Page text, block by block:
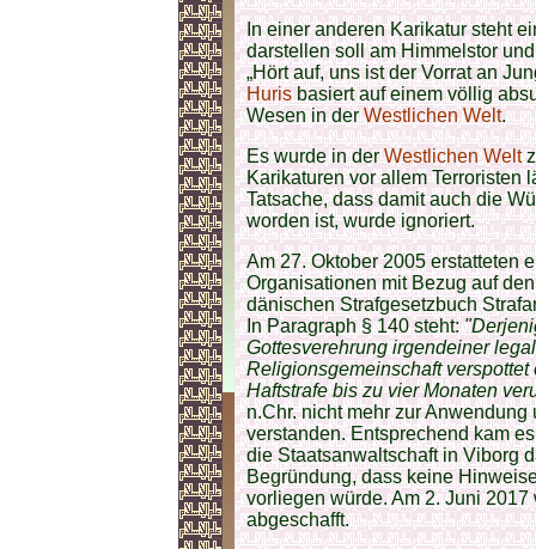
In einer anderen Karikatur steht
darstellen soll am Himmelstor
„Hört auf, uns ist der Vorrat an
Hurisbasiert auf einem völlig
Wesen in derWestlichen Welt.
Es wurde in derWestlichen Welt
Karikaturen vor allem Terroristen
Tatsache, dass damit auch die
worden ist, wurde ignoriert.
Am 27. Oktober 2005 erstatteten
Organisationen mit Bezug auf
dänischen Strafgesetzbuch
In Paragraph § 140 steht:
Gottesverehrung irgendeiner
Religionsgemeinschaft
Haftstrafe bis zu vier Monaten
n.Chr. nicht mehr zur
verstanden. Entsprechend kam
die Staatsanwaltschaft in Viborg
Begründung, dass keine
vorliegen würde. Am 2. Juni
abgeschafft.